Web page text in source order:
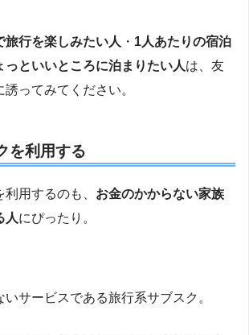
旅行を楽しみたい人 ・ 1人あたりの宿泊
っといいところに泊まりたい人は、友
ってみてください。
を利用する
利用するのも、 お金のかからない家族
人にぴったり。
サービスである旅行系サブスク。